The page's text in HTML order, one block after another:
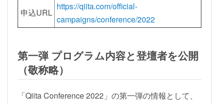
申込URL
https://qiita.com/official-
campaigns/conference/2022
第一弾 プログラム内容と登壇者を公開
（敬称略）
「Qiita Conference 2022」の第一弾の情報として、